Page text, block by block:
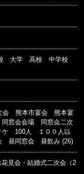
校 大学 高校 中学校
会 熊本市宴会 熊本宴
窓会会場 同窓会二次
100人 １００人以
昼同窓会 昼飲み (26)
見会・結婚式二次会（2